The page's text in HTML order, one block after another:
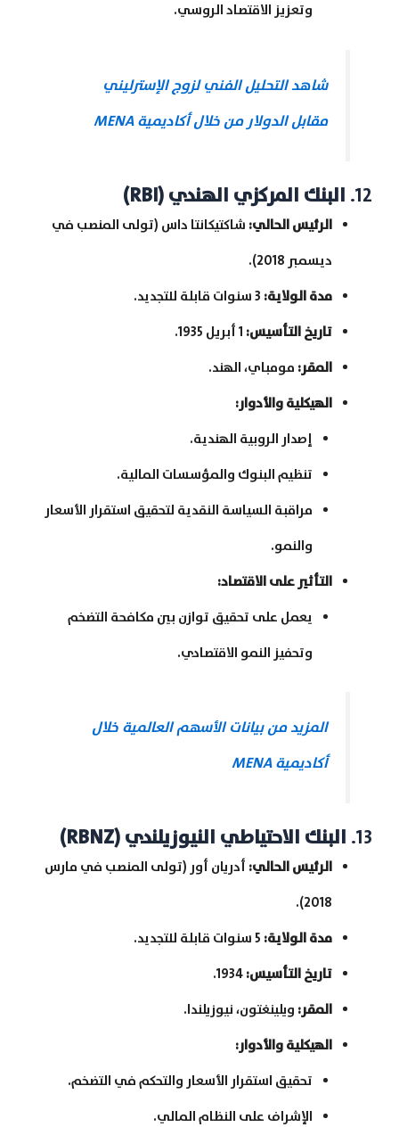
وتعزيز الاقتصاد الروسي.
شاهد التحليل الفني لزوج الإسترليني
مقابل الدولار من خلال أكاديمية MENA
12. البنك المركزي الهندي (RBI)
الرئيس الحالي: شاكتيكانتا داس (تولى المنصب في
ديسمبر 2018).
مدة الولاية:
تاريخ التأسيس:
المقر: مومباي، الهند.
الهيكلية والأدوار:
إصدار الروبية الهندية.
تنظيم البنوك والمؤسسات المالية.
مراقبة السياسة النقدية لتحقيق استقرار الأسعار
والنمو.
التأثير على الاقتصاد:
يعمل على تحقيق توازن بين مكافحة التضخم
وتحفيز النمو الاقتصادي.
المزيد من بيانات الأسهم العالمية خلال
أكاديميةMENA
13. البنك الاحتياطي النيوزيلندي (RBNZ)
الرئيس الحالي: أدريان أور (تولى المنصب في مارس
2018).
مدة الولاية:
تاريخ التأسيس:
المقر: ويلينغتون، نيوزيلندا.
الهيكلية والأدوار:
تحقيق استقرار الأسعار والتحكم في التضخم.
الإشراف على النظام المالي.